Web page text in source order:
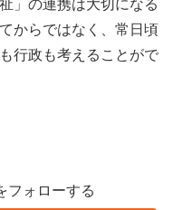
」の連携は大切になる
からではなく、常日頃
行政も考えることがで
フォローする